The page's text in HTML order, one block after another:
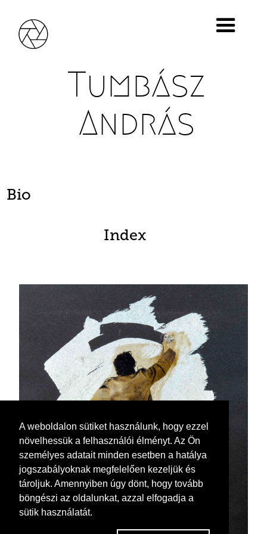
A weboldalon sütiket használunk, hogy ezzel
növelhessük a felhasználói élményt. Az Ön
személyes adatait minden esetben a hatálya
jogszabályoknak megfelelően kezeljük és
tároljuk. Amennyiben úgy dönt, hogy tovább
böngészi az oldalunkat, azzal elfogadja a
sütik használatát.
Tumbász
András
Bio
Index